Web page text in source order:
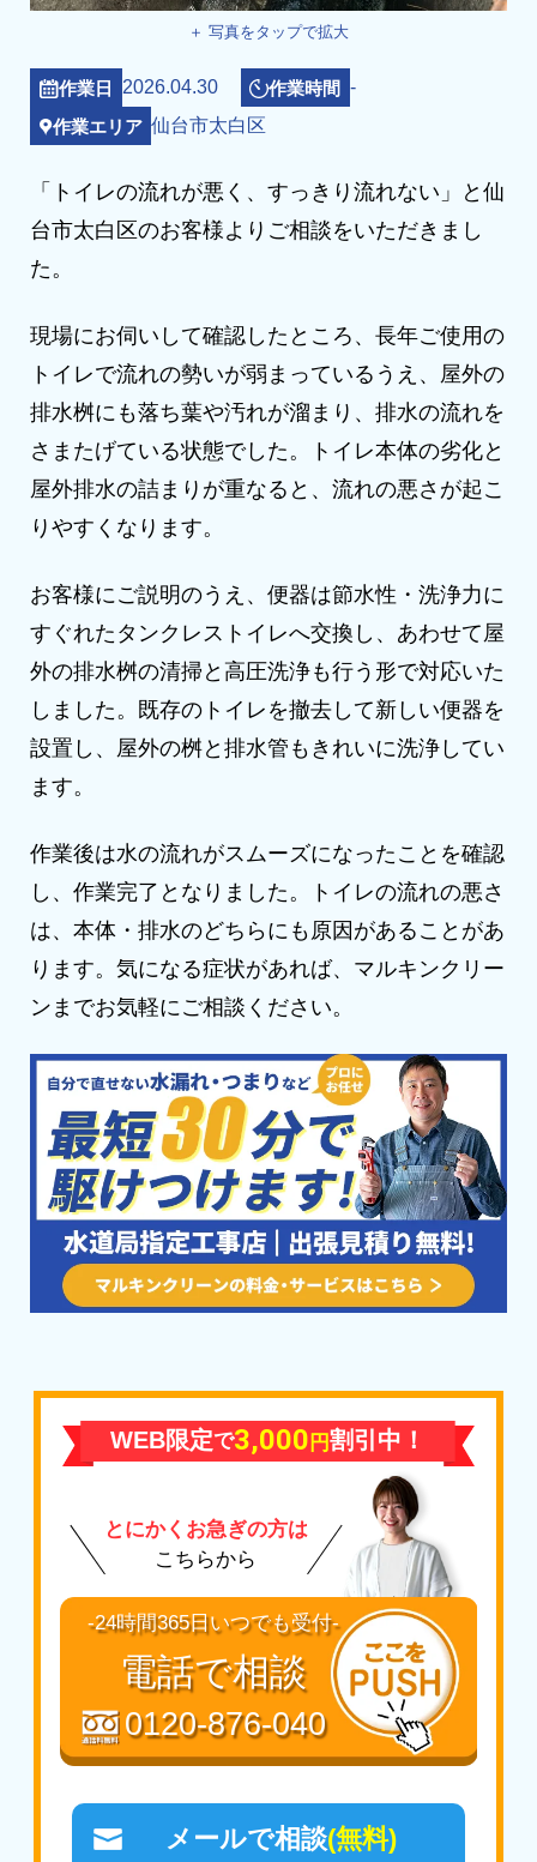
＋ 写真をタップで拡大
作業日 2026.04.30 作業時間 -
作業エリア 仙台市太白区
「トイレの流れが悪く、すっきり流れない」と仙
台市太白区のお客様よりご相談をいただきまし
た。
現場にお伺いして確認したところ、長年ご使用の
トイレで流れの勢いが弱まっているうえ、屋外の
排水桝にも落ち葉や汚れが溜まり、排水の流れを
さまたげている状態でした。トイレ本体の劣化と
屋外排水の詰まりが重なると、流れの悪さが起こ
りやすくなります。
お客様にご説明のうえ、便器は節水性・洗浄力に
すぐれたタンクレストイレへ交換し、あわせて屋
外の排水桝の清掃と高圧洗浄も行う形で対応いた
しました。既存のトイレを撤去して新しい便器を
設置し、屋外の桝と排水管もきれいに洗浄してい
ます。
作業後は水の流れがスムーズになったことを確認
し、作業完了となりました。トイレの流れの悪さ
は、本体・排水のどちらにも原因があることがあ
ります。気になる症状があれば、マルキンクリー
ンまでお気軽にご相談ください。
WEB限定で3,000円割引中！
とにかくお急ぎの方は
こちらから
-24時間365日いつでも受付-
電話で相談
0120-876-040
メールで相談(無料)